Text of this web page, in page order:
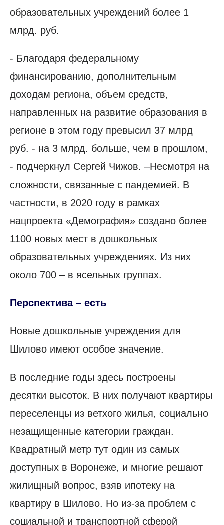
образовательных учреждений более 1
млрд. руб.
- Благодаря федеральному
финансированию, дополнительным
доходам региона, объем средств,
направленных на развитие образования в
регионе в этом году превысил 37 млрд
руб. - на 3 млрд. больше, чем в прошлом,
- подчеркнул Сергей Чижов. –Несмотря на
сложности, связанные с пандемией. В
частности, в 2020 году в рамках
нацпроекта «Демография» создано более
1100 новых мест в дошкольных
образовательных учреждениях. Из них
около 700 – в ясельных группах.
Перспектива – есть
Новые дошкольные учреждения для
Шилово имеют особое значение.
В последние годы здесь построены
десятки высоток. В них получают квартиры
переселенцы из ветхого жилья, социально
незащищенные категории граждан.
Квадратный метр тут один из самых
доступных в Воронеже, и многие решают
жилищный вопрос, взяв ипотеку на
квартиру в Шилово. Но из-за проблем с
социальной и транспортной сферой